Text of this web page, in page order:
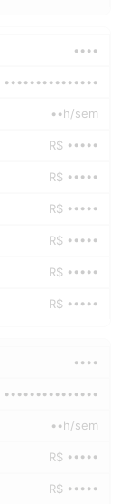
••••
•••••••••••••••
••h/sem
R$ •••••
R$ •••••
R$ •••••
R$ •••••
R$ •••••
R$ •••••
••••
•••••••••••••••
••h/sem
R$ •••••
R$ •••••